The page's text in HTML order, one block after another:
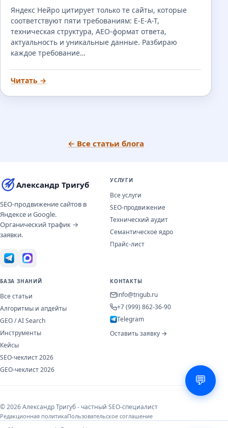
Яндекс Нейро цитирует только те сайты, которые
соответствуют пяти требованиям: E-E-A-T,
техническая структура, AEO-формат ответа,
актуальность и уникальные данные. Разбираю
каждое требование…
Читать →
← Все статьи блога
Александр Тригуб
SEO-продвижение сайтов в
Яндексе и Google.
Органический трафик →
заявки.
УСЛУГИ
Все услуги
SEO-продвижение
Технический аудит
Семантическое ядро
Прайс-лист
БАЗА ЗНАНИЙ
Все статьи
Алгоритмы и апдейты
GEO / AI Search
Инструменты
Кейсы
SEO-чеклист 2026
GEO-чеклист 2026
КОНТАКТЫ
info@trigub.ru
+7 (999) 862-36-90
Telegram
Оставить заявку →
© 2026 Александр Тригуб - частный SEO-специалист
Редакционная политикаПользовательское соглашение
💬